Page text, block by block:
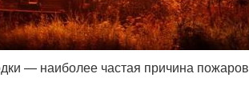
— наиболее частая причина пожаров